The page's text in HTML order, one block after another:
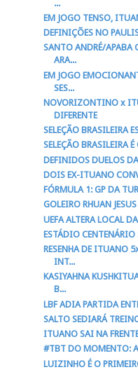
...
EM JOGO TENSO,
DEFINIÇÕES NO
SANTO ANDRÉ/APABA
ARA...
EM JOGO
SES...
NOVORIZONTINO x
DIFERENTE
SELEÇÃO BRASILEIRA
SELEÇÃO BRASILEIRA
DEFINIDOS DUELOS
DOIS EX-ITUANO
FÓRMULA 1: GP DA
GOLEIRO RHUAN
UEFA ALTERA LOCAL
ESTÁDIO CENTENÁRIO
RESENHA DE ITUANO
INT...
KASIYAHNA
B...
LBF ADIA PARTIDA
SALTO SEDIARÁ
ITUANO SAI NA
#TBT DO MOMENTO:
LUIZINHO É O